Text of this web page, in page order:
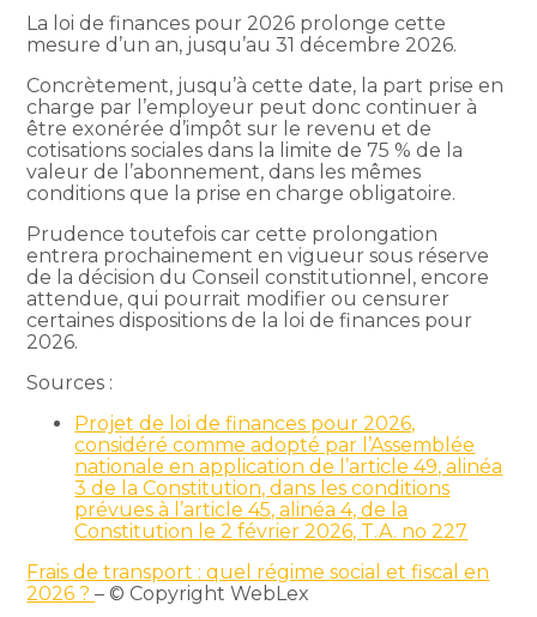
La loi de finances pour 2026 prolonge cette
mesure d’un an, jusqu’au 31 décembre 2026.
Concrètement, jusqu’à cette date, la part prise en
charge par l’employeur peut donc continuer à
être exonérée d’impôt sur le revenu et de
cotisations sociales dans la limite de 75 % de la
valeur de l’abonnement, dans les mêmes
conditions que la prise en charge obligatoire.
Prudence toutefois car cette prolongation
entrera prochainement en vigueur sous réserve
de la décision du Conseil constitutionnel, encore
attendue, qui pourrait modifier ou censurer
certaines dispositions de la loi de finances pour
2026.
Sources :
Projet de loi de finances pour 2026,
considéré comme adopté par l’Assemblée
nationale en application de l’article 49, alinéa
3 de la Constitution, dans les conditions
prévues à l’article 45, alinéa 4, de la
Constitution le 2 février 2026, T.A. no 227
Frais de transport : quel régime social et fiscal en
2026 ?– © Copyright WebLex